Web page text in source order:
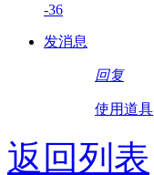
-36
发消息
回复
使用道具
返回列表